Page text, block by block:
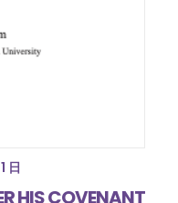
日
HIS COVENANT